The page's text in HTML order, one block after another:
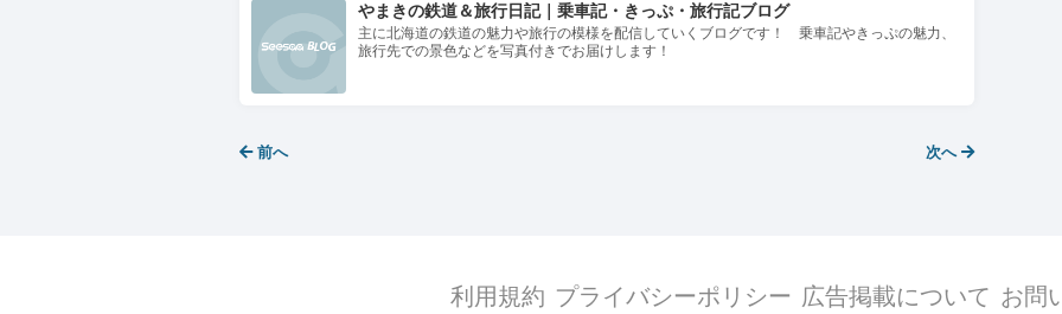
やまきの鉄道＆旅行日記｜乗車記・きっぷ・旅行記ブログ
主に北海道の鉄道の魅力や旅行の模様を配信していくブログです！ 乗車記やきっぷの魅力、
旅行先での景色などを写真付きでお届けします！
前へ 次へ
利用規約 プライバシーポリシー 広告掲載について お問